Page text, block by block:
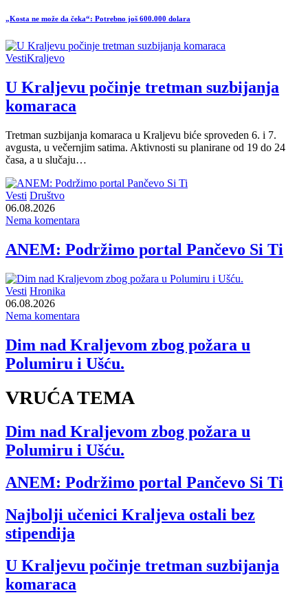
„Kosta ne može da čeka“: Potrebno još 600.000 dolara
VestiKraljevo
U Kraljevu počinje tretman suzbijanja
komaraca
Tretman suzbijanja komaraca u Kraljevu biće sproveden 6. i 7.
avgusta, u večernjim satima. Aktivnosti su planirane od 19 do 24
časa, a u slučaju…
Vesti Društvo
06.08.2026
Nema komentara
ANEM: Podržimo portal Pančevo Si Ti
Vesti Hronika
06.08.2026
Nema komentara
Dim nad Kraljevom zbog požara u
Polumiru i Ušću.
VRUĆA TEMA
Dim nad Kraljevom zbog požara u
Polumiru i Ušću.
ANEM: Podržimo portal Pančevo Si Ti
Najbolji učenici Kraljeva ostali bez
stipendija
U Kraljevu počinje tretman suzbijanja
komaraca